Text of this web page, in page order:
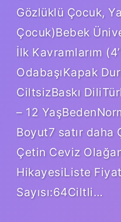
Gözlüklü Çocuk,
Çocuk)Bebek
İlk Kavramlarım
OdabaşıKapak
CiltsizBaskı
– 12
Boyut7 satır daha
Çetin Ceviz
HikayesiListe
Sayısı:64Ciltli…